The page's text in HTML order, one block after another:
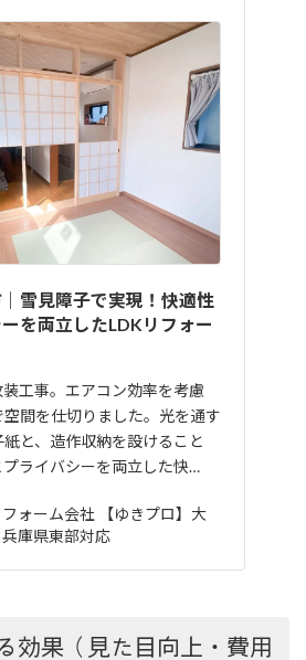
雪見障子で実現！快適性
を両立したLDKリフォー
工事。エアコン効率を考慮
空間を仕切りました。光を通す
と、造作収納を設けること
プライバシーを両立した快…
ォーム会社 【ゆきプロ】大
庫県東部対応
効果（見た目向上・費用